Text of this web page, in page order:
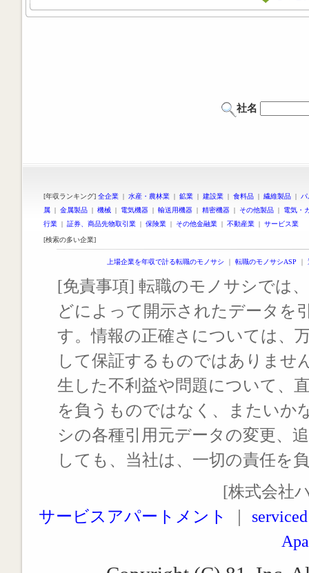
社名
[年収ランキング] 全企業 | 水産・農林業 | 鉱業 | 建設業 | 食料品 | 繊維製品 |
属 | 金属製品 | 機械 | 電気機器 | 輸送用機器 | 精密機器 | その他製品 | 電気・
行業 | 証券、商品先物取引業 | 保険業 | その他金融業 | 不動産業 | サービス業
[検索の多い企業]
上場企業を年収で計る転職のモノサシ ｜ 転職のモノサシASP ｜
[免責事項] 転職のモノサシでは
どによって開示されたデータを
す。情報の正確さについては、
して保証するものではありませ
生した不利益や問題について、
を負うものではなく、またいか
シの各種引用元データの変更、
しても、当社は、一切の責任を
[株式会社
サービスアパートメント